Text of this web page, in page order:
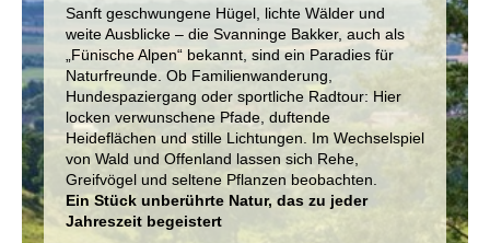
Sanft geschwungene Hügel, lichte Wälder und
weite Ausblicke – die Svanninge Bakker, auch als
„Fünische Alpen“ bekannt, sind ein Paradies für
Naturfreunde. Ob Familienwanderung,
Hundespaziergang oder sportliche Radtour: Hier
locken verwunschene Pfade, duftende
Heideflächen und stille Lichtungen. Im Wechselspiel
von Wald und Offenland lassen sich Rehe,
Greifvögel und seltene Pflanzen beobachten.
Ein Stück unberührte Natur, das zu jeder
Jahreszeit begeistert